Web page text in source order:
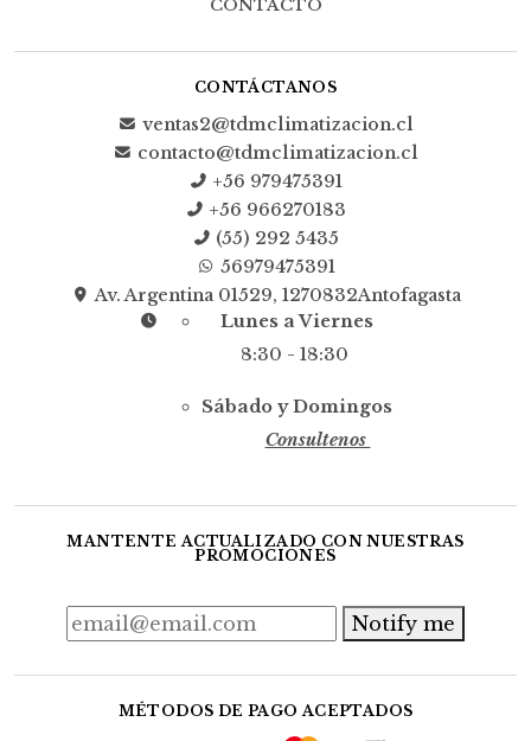
CONTACTO
CONTÁCTANOS
ventas2@tdmclimatizacion.cl
contacto@tdmclimatizacion.cl
+56 979475391
+56 966270183
(55) 292 5435
56979475391
Av. Argentina 01529, 1270832Antofagasta
Lunes a Viernes
8:30 - 18:30
Sábado y Domingos
Consultenos
MANTENTE ACTUALIZADO CON NUESTRAS
PROMOCIONES
Notify me
MÉTODOS DE PAGO ACEPTADOS